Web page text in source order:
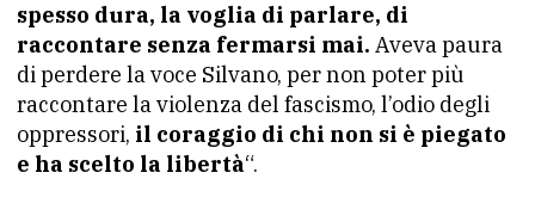
spesso dura, la voglia di parlare, di
raccontare senza fermarsi mai. Aveva paura
di perdere la voce Silvano, per non poter più
raccontare la violenza del fascismo, l’odio degli
oppressori, il coraggio di chi non si è piegato
e ha scelto la libertà“.